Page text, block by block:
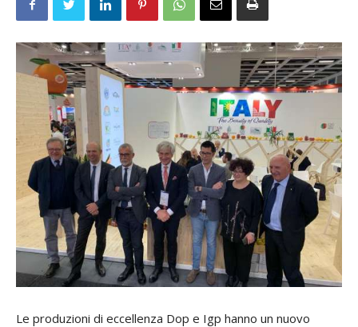
Le produzioni di eccellenza Dop e Igp hanno un nuovo